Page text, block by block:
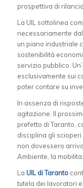
prospettiva di rilancio.
La UIL sottolinea
necessariamente
un piano industriale
sostenibilità
servizio pubblico.
esclusivamente sui
poter contare su
In assenza di
agitazione. Il
prefetto di Taranto,
disciplina gli
non dovessero
Ambiente, la
La UIL di Taranto
tutela dei lavoratori